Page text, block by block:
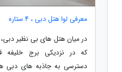
معرفی لوا هتل دبی ، 4 ستاره
در میان هتل های بی نظیر
که در نزدیکی برج خلیفه
دسترسی به جاذبه های دبی